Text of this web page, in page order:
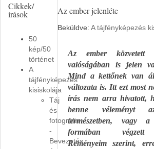
Az ember jelenléte
Beküldve: A tájfényképezés
Az ember közvetett
valóságában is jelen
Mind a kettőnek van
változata is. Itt ezt most
írás nem arra hivatott,
benne véleményt
természetben, vagy
formában végzett
Reményeim szerint,
Cikkek/
írások
50
kép/50
történet
A
tájfényképezés
kisiskolája
Táj
és
fotográfia
-
Bevezetés